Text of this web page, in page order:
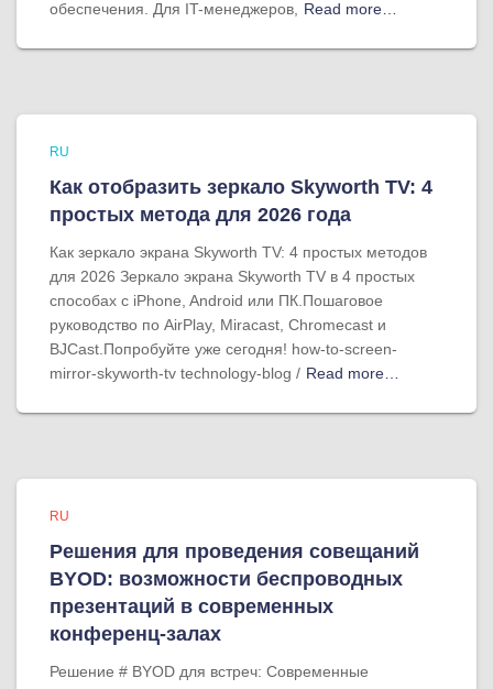
обеспечения. Для IT-менеджеров,
Read more…
RU
Как отобразить зеркало Skyworth TV: 4
простых метода для 2026 года
Как зеркало экрана Skyworth TV: 4 простых методов
для 2026 Зеркало экрана Skyworth TV в 4 простых
способах с iPhone, Android или ПК.Пошаговое
руководство по AirPlay, Miracast, Chromecast и
BJCast.Попробуйте уже сегодня! how-to-screen-
mirror-skyworth-tv technology-blog / Read more…
RU
Решения для проведения совещаний
BYOD: возможности беспроводных
презентаций в современных
конференц-залах
Решение # BYOD для встреч: Современные